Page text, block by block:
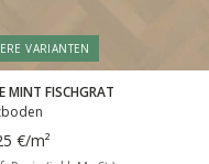
VARIANTEN
MINT FISCHGRAT
€/m²